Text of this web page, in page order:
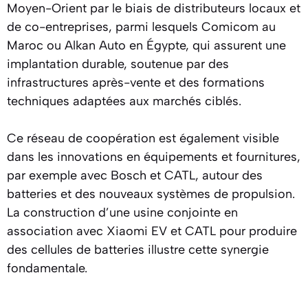
Moyen-Orient par le biais de distributeurs locaux et
de co-entreprises, parmi lesquels Comicom au
Maroc ou Alkan Auto en Égypte, qui assurent une
implantation durable, soutenue par des
infrastructures après-vente et des formations
techniques adaptées aux marchés ciblés.
Ce réseau de coopération est également visible
dans les innovations en équipements et fournitures,
par exemple avec Bosch et CATL, autour des
batteries et des nouveaux systèmes de propulsion.
La construction d’une usine conjointe en
association avec Xiaomi EV et CATL pour produire
des cellules de batteries illustre cette synergie
fondamentale.